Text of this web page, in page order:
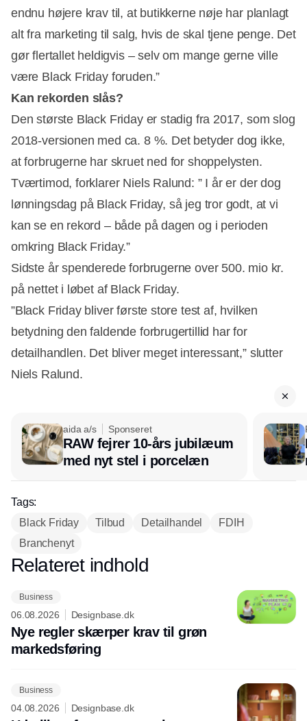
endnu højere krav til, at butikkerne nøje har planlagt
alt fra marketing til salg, hvis de skal tjene penge. Det
gør flertallet heldigvis – selv om mange gerne ville
være Black Friday foruden.”
Kan rekorden slås?
Den største Black Friday er stadig fra 2017, som slog
2018-versionen med ca. 8 %. Det betyder dog ikke,
at forbrugerne har skruet ned for shoppelysten.
Tværtimod, forklarer Niels Ralund: ” I år er der dog
lønningsdag på Black Friday, så jeg tror godt, at vi
kan se en rekord – både på dagen og i perioden
omkring Black Friday.”
Sidste år spenderede forbrugerne over 500. mio kr.
på nettet i løbet af Black Friday.
”Black Friday bliver første store test af, hvilken
betydning den faldende forbrugertillid har for
detailhandlen. Det bliver meget interessant,” slutter
Niels Ralund.
aida a/s Sponseret
RAW fejrer 10-års jubilæum
med nyt stel i porcelæn
Tags:
Black Friday
Tilbud Detailhandel
FDIH
Branchenyt
Annonce
Relateret indhold
Business
06.08.2026 Designbase.dk
Nye regler skærper krav til grøn
markedsføring
Business
04.08.2026 Designbase.dk